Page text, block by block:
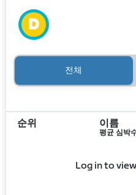
전체
순위 이름
평균 심박
Log in to